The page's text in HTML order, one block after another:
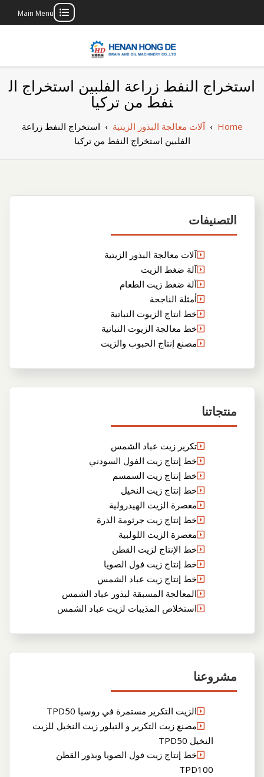
Main Menu
بناء مصنع إنتاج
الزيوت النباتية
الخاص بك
استخراج النفط زراعة الفلبين استخراج ال
نفط من تركيا
Home
›آلات معالجة البذور الزيتية › استخراج النفط زراعة
الفلبين استخراج النفط من تركيا
التصنيفات
آلات معالجة البذور الزيتية
آلة ضغط الزيت
آلة ضغط زيت الطعام
أمثلة الناجحة
خط انتاج الزيوت النباتية
خط معالجة الزيوت النباتية
مصنع إنتاج الحبوب والزيت
منتجاتنا
تكرير زيت عباد الشمس
خط إنتاج زيت الفول السودني
خط إنتاج زيت السمسم
خط إنتاج زيت النخيل
معصرة الزيت الهيدرولية
خط إنتاج زيت جرثومة الذرة
معصرة الزيت اللولبية
خط الإنتاج لزيت القطن
خط إنتاج زيت فول الصويا
خط إنتاج زيت عباد الشمس
المعالجة المسبقة لبذور عباد الشمس
استخلاص المذيبات لزيت عباد الشمس
مشروعنا
الزيت التكرير مستمرة في روسيا TPD50
مصنع زيت التكرير و التبلور زيت النخيل للزيت
النخيل TPD50
خط إنتاج زيت فول الصويا وبذور القطن
TPD100